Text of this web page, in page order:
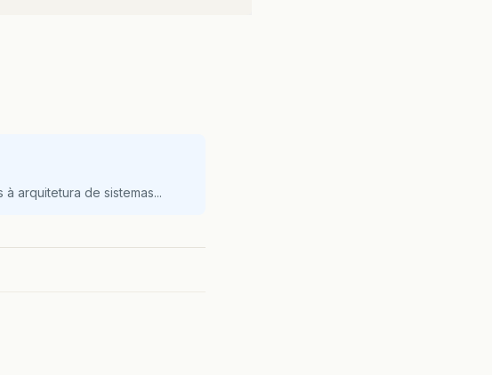
arquitetura de sistemas...